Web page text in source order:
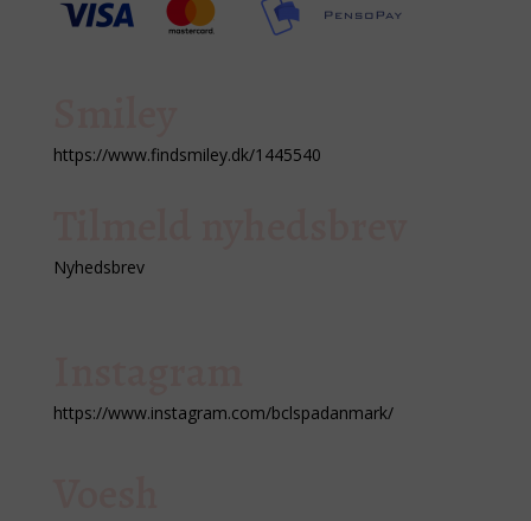
https://www.findsmiley.dk/1445540
Nyhedsbrev
https://www.instagram.com/bclspadanmark/